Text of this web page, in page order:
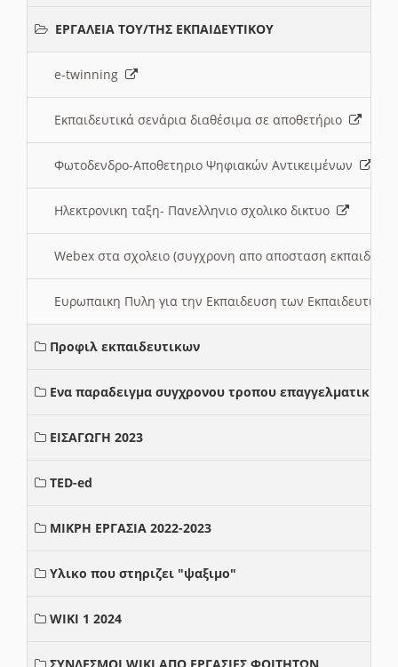
ΕΡΓΑΛΕΙΑ ΤΟΥ/ΤΗΣ ΕΚΠΑΙΔΕΥΤΙΚΟΥ
e-twinning
Εκπαιδευτικά σενάρια διαθέσιμα σε αποθετήριο
Φωτοδενδρο-Αποθετηριο Ψηφιακών Αντικειμένων
Ηλεκτρονικη ταξη- Πανελληνιο σχολικο δικτυο
Webex στα σχολειο (συγχρονη απο αποσταση
Ευρωπαικη Πυλη για την Εκπαιδευση των
Προφιλ εκπαιδευτικων
Ενα παραδειγμα συγχρονου τροπου επαγγελματικης
ΕΙΣΑΓΩΓΗ 2023
TED-ed
ΜΙΚΡΗ ΕΡΓΑΣΙΑ 2022-2023
Υλικο που στηριζει "ψαξιμο"
WIKI 1 2024